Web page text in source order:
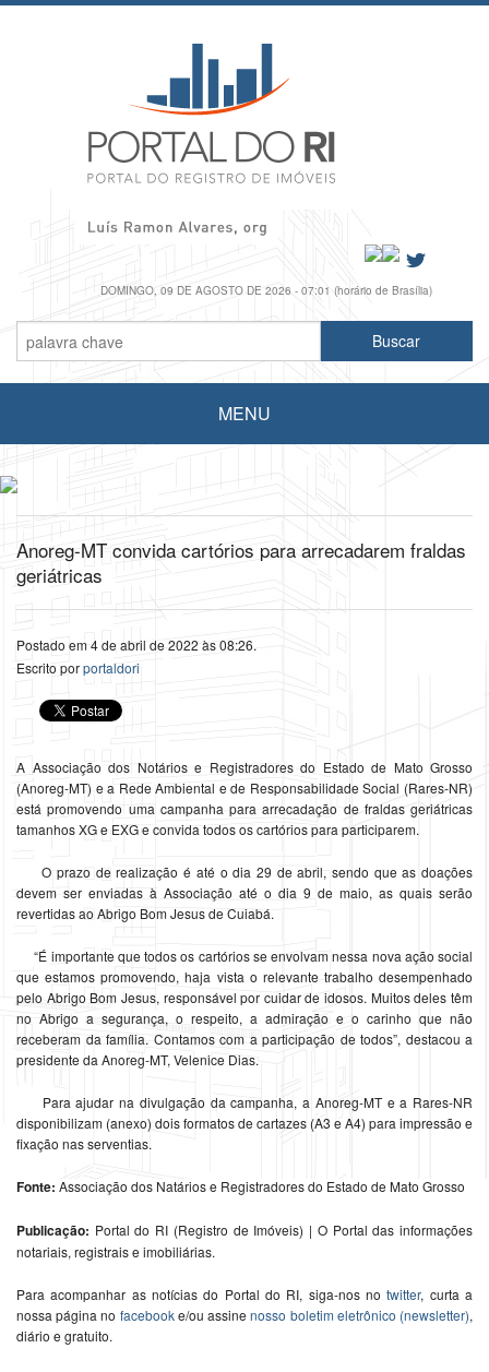
DOMINGO, 09 DE AGOSTO DE 2026 - 07:01 (horário de Brasília)
MENU
Anoreg-MT convida cartórios para arrecadarem fraldas
geriátricas
Postado em 4 de abril de 2022 às 08:26.
Escrito porportaldori
A Associação dos Notários e Registradores do Estado de Mato Grosso
(Anoreg-MT) e a Rede Ambiental e de Responsabilidade Social (Rares-NR)
está promovendo uma campanha para arrecadação de fraldas geriátricas
tamanhos XG e EXG e convida todos os cartórios para participarem.
O prazo de realização é até o dia 29 de abril, sendo que as doações
devem ser enviadas à Associação até o dia 9 de maio, as quais serão
revertidas ao Abrigo Bom Jesus de Cuiabá.
“É importante que todos os cartórios se envolvam nessa nova ação social
que estamos promovendo, haja vista o relevante trabalho desempenhado
pelo Abrigo Bom Jesus, responsável por cuidar de idosos. Muitos deles têm
no Abrigo a segurança, o respeito, a admiração e o carinho que não
receberam da família. Contamos com a participação de todos”, destacou a
presidente da Anoreg-MT, Velenice Dias.
Para ajudar na divulgação da campanha, a Anoreg-MT e a Rares-NR
disponibilizam (anexo) dois formatos de cartazes (A3 e A4) para impressão e
fixação nas serventias.
Fonte: Associação dos Natários e Registradores do Estado de Mato Grosso
Publicação: Portal do RI (Registro de Imóveis) | O Portal das informações
notariais, registrais e imobiliárias.
Para acompanhar as notícias do Portal do RI, siga-nos notwitter, curta a
nossa página no facebooke/ou assinenosso boletim eletrônico (newsletter),
diário e gratuito.